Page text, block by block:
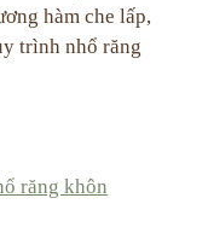
hàm che lấp,
trình nhổ răng
răng khôn